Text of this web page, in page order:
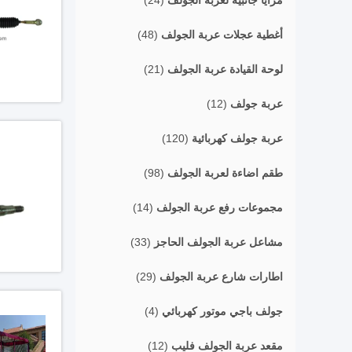
أغطية عجلات عربة الجولف (48)
لوحة القيادة عربة الجولف (21)
عربة جولف (12)
عربة جولف كهربائية (120)
طقم اضاءة لعربة الجولف (98)
مجموعات رفع عربة الجولف (14)
مشاعل عربة الجولف الحاجز (33)
اطارات شارع عربة الجولف (29)
جولف باجي موتور كهربائي (4)
مقعد عربة الجولف فليب (12)